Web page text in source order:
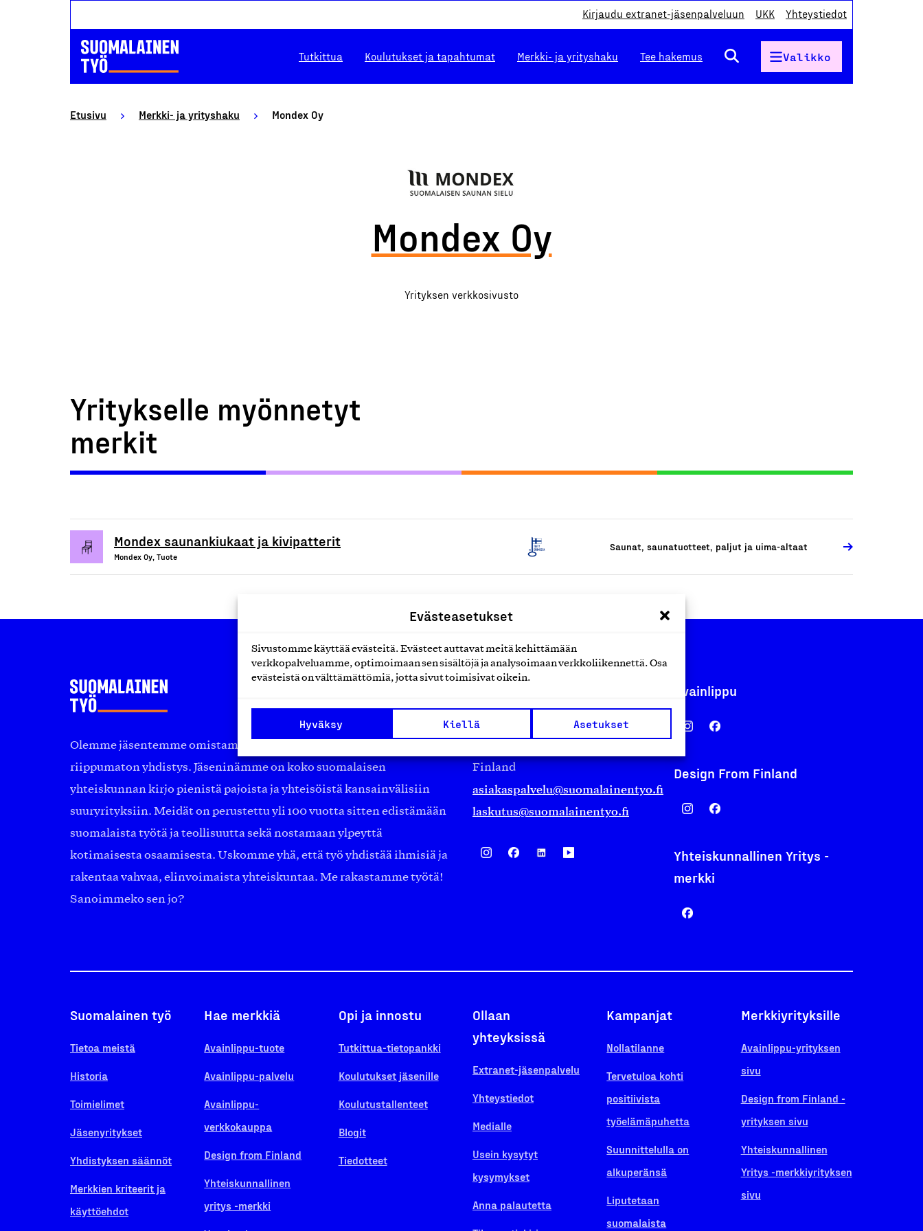
Evästeasetukset
Sivustomme käyttää evästeitä. Evästeet auttavat meitä kehittämään
verkkopalveluamme, optimoimaan sen sisältöjä ja analysoimaan verkkoliikennettä. Osa
evästeistä on välttämättömiä, jotta sivut toimisivat oikein.
Hyväksy Kiellä Asetukset
Kirjaudu extranet-jäsenpalveluun UKK Yhteystiedot
Tutkittua Koulutukset ja tapahtumat Merkki- ja yrityshaku Tee hakemus Valikko
Etusivu Merkki- ja yrityshaku Mondex Oy
Mondex Oy
Yrityksen verkkosivusto
Yritykselle myönnetyt
merkit
Mondex saunankiukaat ja kivipatterit
Mondex Oy, Tuote
Saunat, saunatuotteet, paljut ja uima-altaat
Olemme jäsentemme omistama puolueeton, työmarkkinajärjestöistä
riippumaton yhdistys. Jäseninämme on koko suomalaisen
yhteiskunnan kirjo pienistä pajoista ja yhteisöistä kansainvälisiin
suuryrityksiin. Meidät on perustettu yli 100 vuotta sitten edistämään
suomalaista työtä ja teollisuutta sekä nostamaan ylpeyttä
kotimaisesta osaamisesta. Uskomme yhä, että työ yhdistää ihmisiä ja
rakentaa vahvaa, elinvoimaista yhteiskuntaa. Me rakastamme työtä!
Sanoimmeko sen jo?
Eteläranta 14,
Finland
asiakaspalvelu@suomalainentyo.fi
laskutus@suomalainentyo.fi
Avainlippu
Design From Finland
Yhteiskunnallinen Yritys -
merkki
Suomalainen työ
Tietoa meistä
Historia
Toimielimet
Jäsenyritykset
Yhdistyksen säännöt
Merkkien kriteerit ja
käyttöehdot
Hae merkkiä
Avainlippu-tuote
Avainlippu-palvelu
Avainlippu-
verkkokauppa
Design from Finland
Yhteiskunnallinen
yritys -merkki
Opi ja innostu
Tutkittua-tietopankki
Koulutukset jäsenille
Koulutustallenteet
Blogit
Tiedotteet
Ollaan
yhteyksissä
Extranet-jäsenpalvelu
Yhteystiedot
Medialle
Usein kysytyt
kysymykset
Anna palautetta
Kampanjat
Nollatilanne
Tervetuloa kohti
positiivista
työelämäpuhetta
Suunnittelulla on
alkuperänsä
Liputetaan
suomalaista
Merkkiyrityksille
Avainlippu-yrityksen
sivu
Design from Finland -
yrityksen sivu
Yhteiskunnallinen
Yritys -merkkiyrityksen
sivu